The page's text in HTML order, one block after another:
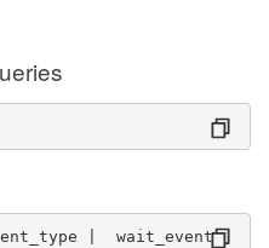
|  wait_event